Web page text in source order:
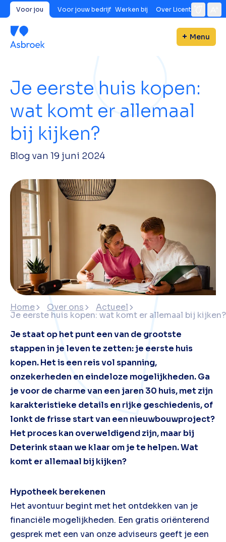
Voor jou Voor jouw bedrijf Werken bij Over Licent
Menu
Je eerste huis kopen:
wat komt er allemaal
bij kijken?
Blog van 19 juni 2024
Home Over ons Actueel
Je eerste huis kopen: wat komt er allemaal bij kijken?
Je staat op het punt een van de grootste
stappen in je leven te zetten: je eerste huis
kopen. Het is een reis vol spanning,
onzekerheden en eindeloze mogelijkheden. Ga
je voor de charme van een jaren 30 huis, met zijn
karakteristieke details en rijke geschiedenis, of
lonkt de frisse start van een nieuwbouwproject?
Het proces kan overweldigend zijn, maar bij
Deterink staan we klaar om je te helpen. Wat
komt er allemaal bij kijken?
Hypotheek berekenen
Het avontuur begint met het ontdekken van je
financiële mogelijkheden. Een gratis oriënterend
gesprek met een van onze adviseurs geeft je een